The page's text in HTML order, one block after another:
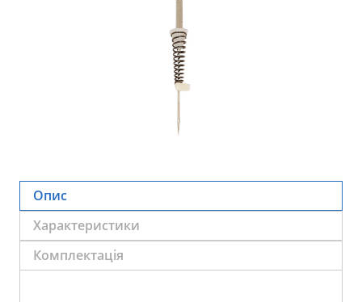
Опис
Характеристики
Комплектація